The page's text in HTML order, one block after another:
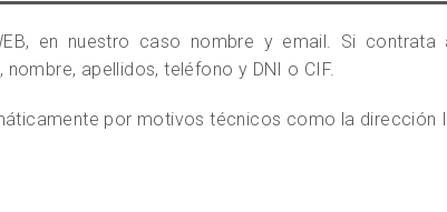
en nuestro caso nombre y email. Si contrata
apellidos, teléfono y DNI o CIF.
por motivos técnicos como la dirección